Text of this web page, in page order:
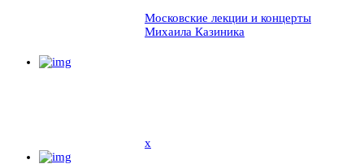
Московские лекции и концерты
Михаила Казиника
x